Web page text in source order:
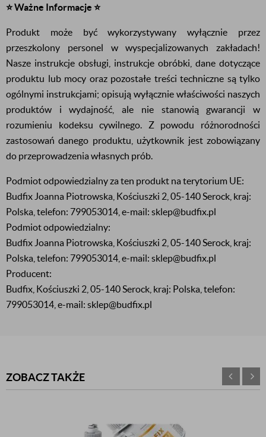
⭐ Ważne Informacje ⭐
Produkt może być wykorzystywany wyłącznie przez
przeszkolony personel w wyspecjalizowanych zakładach!
Nasze instrukcje obsługi, instrukcje obróbki, dane dotyczące
produktu lub mocy oraz pozostałe treści techniczne są tylko
ogólnymi instrukcjami; opisują wyłącznie właściwości naszych
produktów i wydajność, ale nie stanowią gwarancji w
rozumieniu kodeksu cywilnego. Z powodu różnorodności
zastosowań danego produktu, użytkownik jest zobowiązany
do przeprowadzenia własnych prób.
Podmiot odpowiedzialny za ten produkt na terytorium UE:
Budfix Joanna Piotrowska, Kościuszki 2, 05-140 Serock, kraj:
Polska, telefon: 799053014, e-mail: sklep@budfix.pl
Podmiot odpowiedzialny:
Budfix Joanna Piotrowska, Kościuszki 2, 05-140 Serock, kraj:
Polska, telefon: 799053014, e-mail: sklep@budfix.pl
Producent:
Budfix, Kościuszki 2, 05-140 Serock, kraj: Polska, telefon:
799053014, e-mail: sklep@budfix.pl
ZOBACZ TAKŻE